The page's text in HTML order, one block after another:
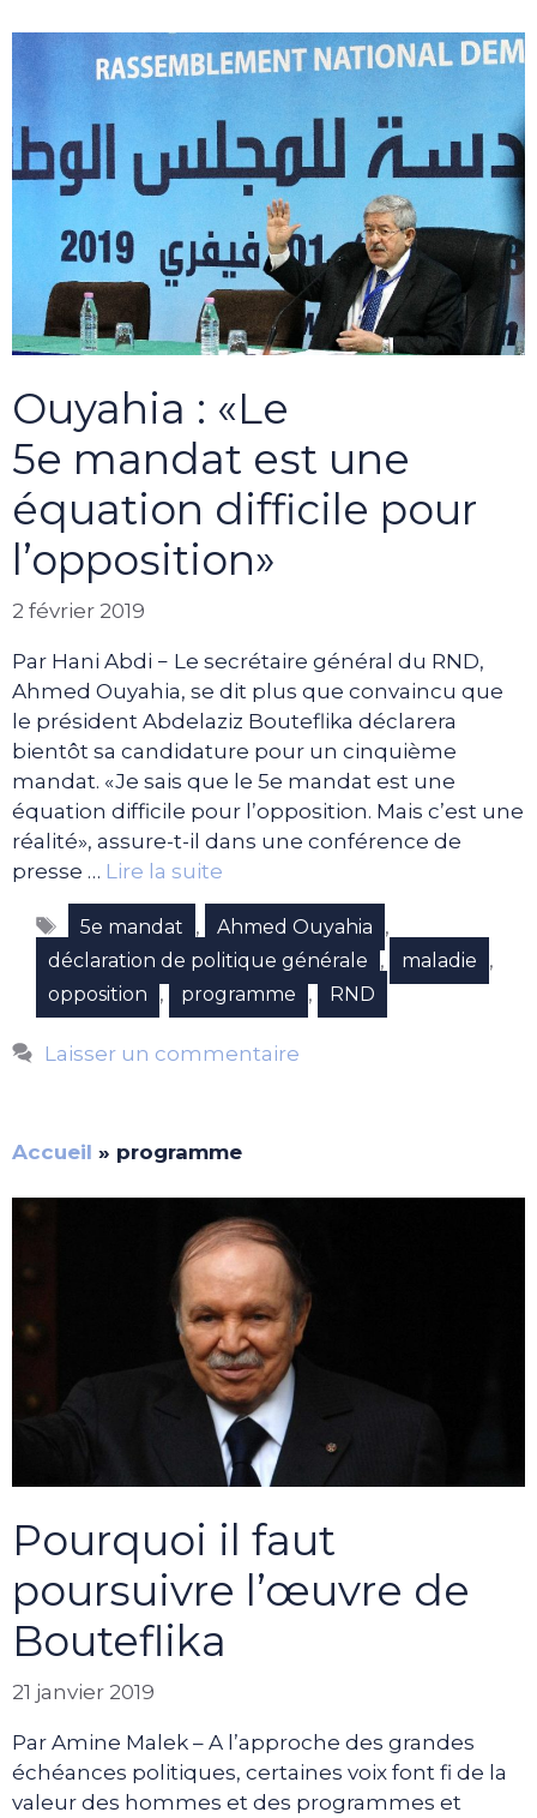
Ouyahia : «Le
5e mandat est une
équation difficile pour
l’opposition»
2 février 2019
Par Hani Abdi − Le secrétaire général du RND,
Ahmed Ouyahia, se dit plus que convaincu que
le président Abdelaziz Bouteflika déclarera
bientôt sa candidature pour un cinquième
mandat. «Je sais que le 5e mandat est une
équation difficile pour l’opposition. Mais c’est une
réalité», assure-t-il dans une conférence de
presse … Lire la suite
Étiquettes
5e mandat , Ahmed Ouyahia ,
déclaration de politique générale , maladie ,
opposition , programme , RND
Laisser un commentaire
Accueil » programme
Pourquoi il faut
poursuivre l’œuvre de
Bouteflika
21 janvier 2019
Par Amine Malek – A l’approche des grandes
échéances politiques, certaines voix font fi de la
valeur des hommes et des programmes et